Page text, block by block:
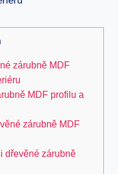
zárubně MDF
MDF profilu a
zárubně MDF
dřevěné zárubně